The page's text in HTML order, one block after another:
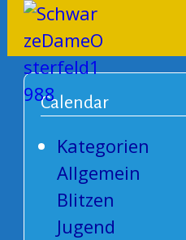
Calendar
Kategorien
Allgemein
Blitzen
Jugend